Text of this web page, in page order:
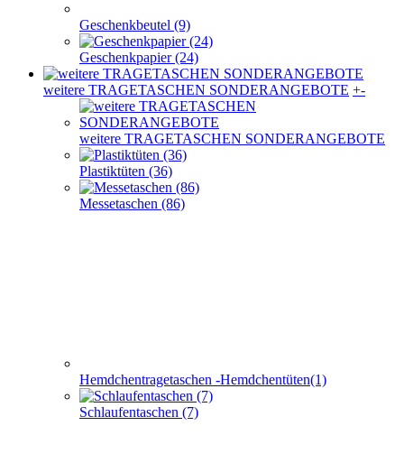
Geschenkbeutel (9)
Geschenkpapier (24)
weitere TRAGETASCHEN SONDERANGEBOTE +-
weitere TRAGETASCHEN SONDERANGEBOTE
Plastiktüten (36)
Messetaschen (86)